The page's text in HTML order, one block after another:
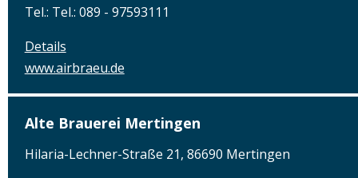
Tel.: Tel.: 089 - 97593111
Details
www.airbraeu.de
Alte Brauerei Mertingen
Hilaria-Lechner-Straße 21, 86690 Mertingen